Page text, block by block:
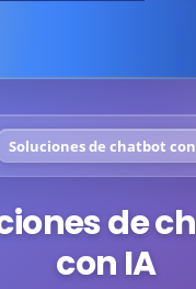
Soluciones de chatbot
de
con IA